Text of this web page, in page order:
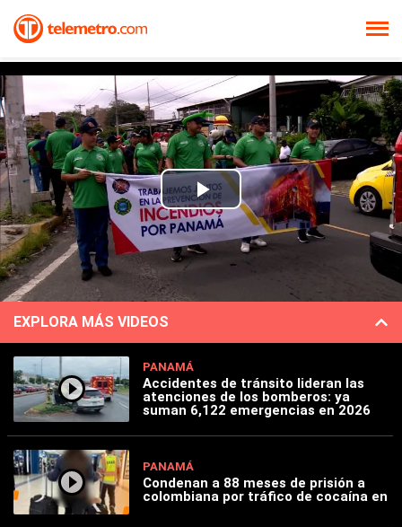
Play
Video
EXPLORA MÁS VIDEOS
PANAMÁ
Accidentes de tránsito lideran las
atenciones de los bomberos: ya
suman 6,122 emergencias en 2026
PANAMÁ
Condenan a 88 meses de prisión a
colombiana por tráfico de cocaína en